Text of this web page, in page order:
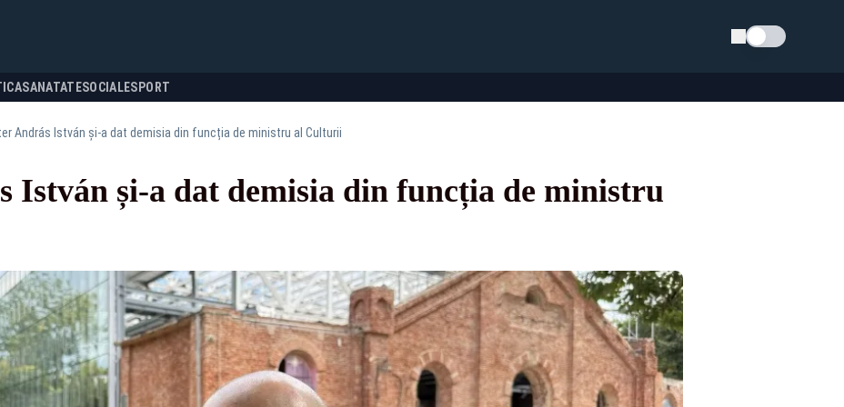
Schimba tema
SANATATESOCIALESPORT
András István și-a dat demisia din funcția de ministru al Culturii
István și-a dat demisia din funcția de ministru